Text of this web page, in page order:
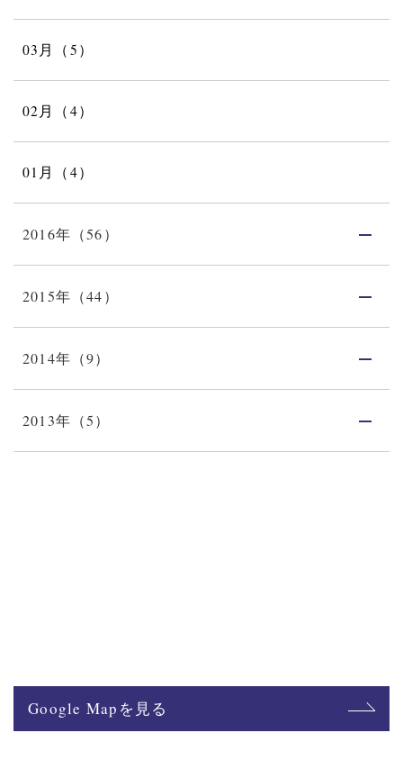
03月（5）
02月（4）
01月（4）
2016年（56）
2015年（44）
2014年（9）
2013年（5）
Google Mapを見る